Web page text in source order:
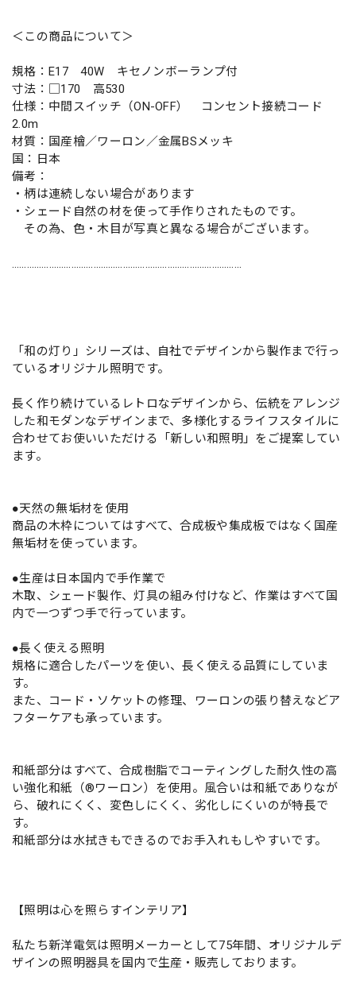
＜この商品について＞
規格：E17 40W キセノンボーランプ付
寸法：□170 高530
仕様：中間スイッチ（ON-OFF） コンセント接続コード
2.0m
材質：国産檜／ワーロン／金属BSメッキ
国：日本
備考：
・柄は連続しない場合があります
・シェード自然の材を使って手作りされたものです。
その為、色・木目が写真と異なる場合がございます。
…………………………………………………………………………………
「和の灯り」シリーズは、自社でデザインから製作まで行っ
ているオリジナル照明です。
長く作り続けているレトロなデザインから、伝統をアレンジ
した和モダンなデザインまで、多様化するライフスタイルに
合わせてお使いいただける「新しい和照明」をご提案してい
ます。
●天然の無垢材を使用
商品の木枠についてはすべて、合成板や集成板ではなく国産
無垢材を使っています。
●生産は日本国内で手作業で
木取、シェード製作、灯具の組み付けなど、作業はすべて国
内で一つずつ手で行っています。
●長く使える照明
規格に適合したパーツを使い、長く使える品質にしていま
す。
また、コード・ソケットの修理、ワーロンの張り替えなどア
フターケアも承っています。
和紙部分はすべて、合成樹脂でコーティングした耐久性の高
い強化和紙（®ワーロン）を使用。風合いは和紙でありなが
ら、破れにくく、変色しにくく、劣化しにくいのが特長で
す。
和紙部分は水拭きもできるのでお手入れもしやすいです。
【照明は心を照らすインテリア】
私たち新洋電気は照明メーカーとして75年間、オリジナルデ
ザインの照明器具を国内で生産・販売しております。